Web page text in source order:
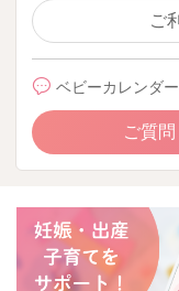
ご
ベビーカレンダ
ご質